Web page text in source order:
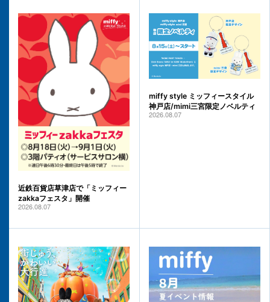
近鉄百貨店草津店で「ミッフィー
zakkaフェスタ」開催
2026.08.07
miffy style ミッフィースタイル
神戸店/mimi三宮限定ノベルティ
2026.08.07